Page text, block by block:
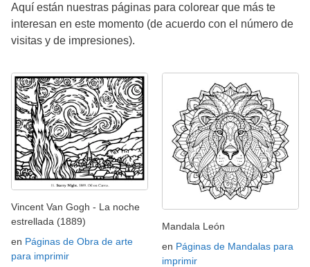
Aquí están nuestras páginas para colorear que más te
interesan en este momento (de acuerdo con el número de
visitas y de impresiones).
Vincent Van Gogh - La noche
estrellada (1889)
en Páginas de Obra de arte
para imprimir
Mandala León
en Páginas de Mandalas para
imprimir